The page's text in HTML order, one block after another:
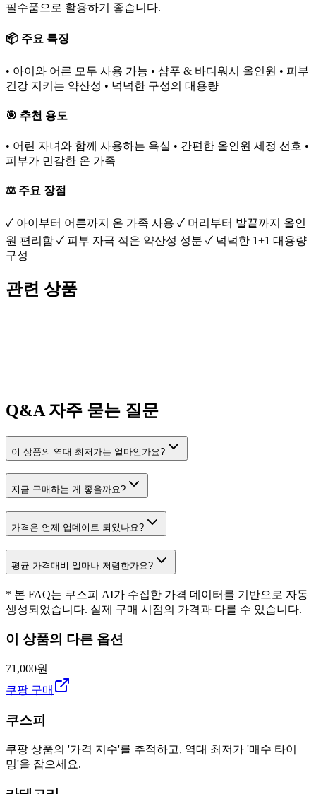
필수품으로 활용하기 좋습니다.
📦 주요 특징
• 아이와 어른 모두 사용 가능 • 샴푸 & 바디워시 올인원 • 피부
건강 지키는 약산성 • 넉넉한 구성의 대용량
🎯 추천 용도
• 어린 자녀와 함께 사용하는 욕실 • 간편한 올인원 세정 선호 •
피부가 민감한 온 가족
⚖️ 주요 장점
✓ 아이부터 어른까지 온 가족 사용 ✓ 머리부터 발끝까지 올인
원 편리함 ✓ 피부 자극 적은 약산성 성분 ✓ 넉넉한 1+1 대용량
구성
관련 상품
Q&A 자주 묻는 질문
이 상품의 역대 최저가는 얼마인가요?
지금 구매하는 게 좋을까요?
가격은 언제 업데이트 되었나요?
평균 가격대비 얼마나 저렴한가요?
* 본 FAQ는 쿠스피 AI가 수집한 가격 데이터를 기반으로 자동
생성되었습니다. 실제 구매 시점의 가격과 다를 수 있습니다.
이 상품의 다른 옵션
71,000원
쿠팡 구매
쿠스피
쿠팡 상품의 '가격 지수'를 추적하고, 역대 최저가 '매수 타이
밍'을 잡으세요.